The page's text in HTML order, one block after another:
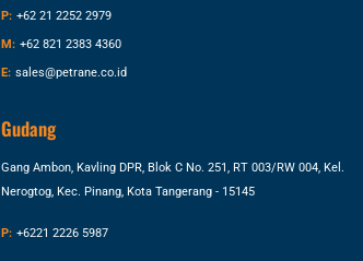
P: +62 21 2252 2979
M: +62 821 2383 4360
E: sales@petrane.co.id
Gudang
Gang Ambon, Kavling DPR, Blok C No. 251, RT 003/RW 004, Kel.
Nerogtog, Kec. Pinang, Kota Tangerang - 15145
P: +6221 2226 5987